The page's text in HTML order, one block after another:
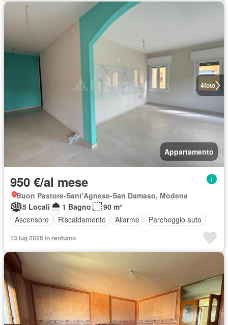
4foto
Appartamento
950 €/al mese
Buon Pastore-Sant'Agnese-San Damaso, Modena
5 Locali
1 Bagno
90 m²
Ascensore
Riscaldamento Allarme Parcheggio auto
13 lug 2026 in rentumo